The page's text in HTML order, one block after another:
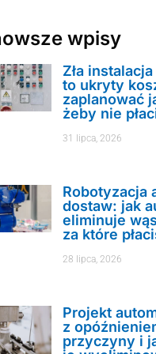
wpisy
Zła
to ukryty
zaplanować
żeby nie
31 lipca, 2026
Robotyzacja
dostaw: jak
eliminuje
za które
28 lipca, 2026
Projekt
z
przyczyny i